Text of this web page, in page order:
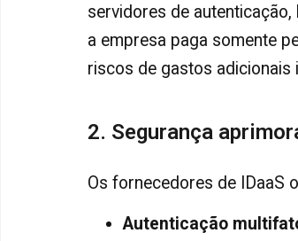
servidores de
a empresa paga somente
riscos de gastos adicionais
2. Segurança
Os fornecedores de IDaaS
Autenticação